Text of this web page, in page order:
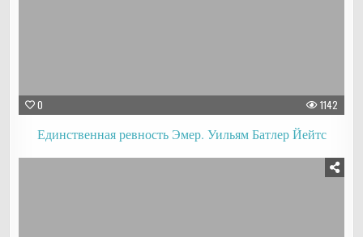
0 1142
Единственная ревность Эмер. Уильям Батлер Йейтс